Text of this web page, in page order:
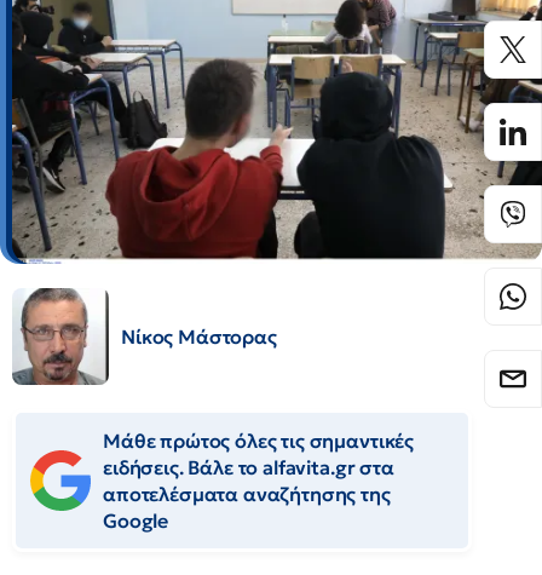
Νίκος Μάστορας
Μάθε πρώτος όλες τις σημαντικές
ειδήσεις. Βάλε το alfavita.gr στα
αποτελέσματα αναζήτησης της
Google